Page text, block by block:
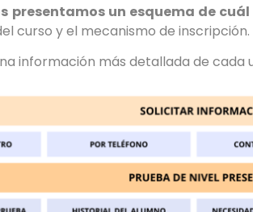
presentamos un esquema de
curso y el mecanismo de inscripción.
información más detallada de cada